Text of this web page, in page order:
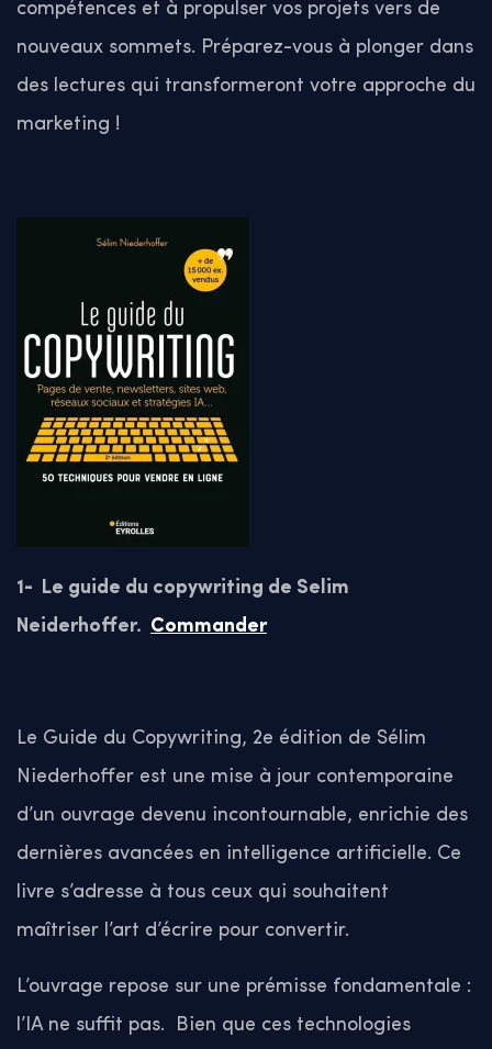
compétences et à propulser vos projets vers de
nouveaux sommets. Préparez-vous à plonger dans
des lectures qui transformeront votre approche du
marketing !
1- Le guide du copywriting de Selim
Neiderhoffer. Commander
Le Guide du Copywriting, 2e édition de Sélim
Niederhoffer est une mise à jour contemporaine
d’un ouvrage devenu incontournable, enrichie des
dernières avancées en intelligence artificielle. Ce
livre s’adresse à tous ceux qui souhaitent
maîtriser l’art d’écrire pour convertir.
L’ouvrage repose sur une prémisse fondamentale :
l’IA ne suffit pas. Bien que ces technologies